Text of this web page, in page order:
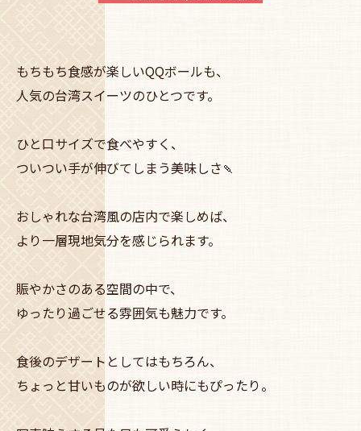
もちもち食感が楽しいQQボールも、
人気の台湾スイーツのひとつです。
ひと口サイズで食べやすく、
ついつい手が伸びてしまう美味しさ🍡
おしゃれな台湾風の店内で楽しめば、
より一層現地気分を感じられます。
賑やかさのある空間の中で、
ゆったり過ごせる雰囲気も魅力です。
食後のデザートとしてはもちろん、
ちょっと甘いものが欲しい時にもぴったり。